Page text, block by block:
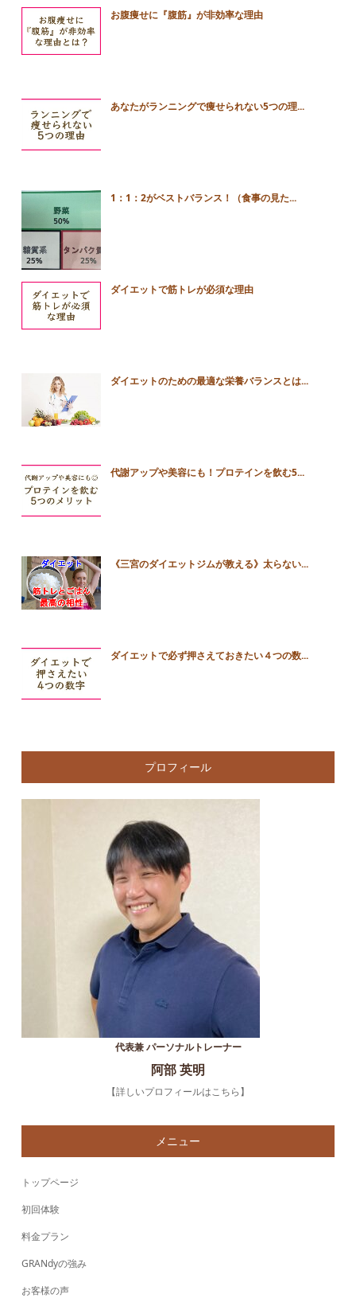
お腹痩せに『腹筋』が非効率な理由
あなたがランニングで痩せられない5つの理...
1：1：2がベストバランス！（食事の見た...
ダイエットで筋トレが必須な理由
ダイエットのための最適な栄養バランスとは...
代謝アップや美容にも！プロテインを飲む5...
《三宮のダイエットジムが教える》太らない...
ダイエットで必ず押さえておきたい４つの数...
プロフィール
代表兼 パーソナルトレーナー
阿部 英明
【詳しいプロフィールはこちら】
メニュー
トップページ
初回体験
料金プラン
GRANdyの強み
お客様の声